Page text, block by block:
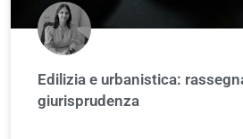
Edilizia e urbanistica:
giurisprudenza